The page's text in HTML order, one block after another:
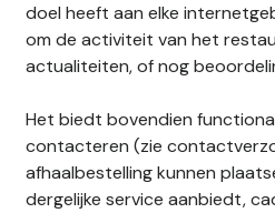
doel heeft aan elke
om de activiteit van het
actualiteiten, of nog
Het biedt bovendien
contacteren (zie
afhaalbestelling kunnen
dergelijke service aanbiedt,